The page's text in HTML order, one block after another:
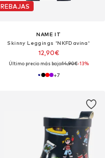
REBAJAS
NAME IT
Skinny Leggings 'NKFDavina'
12,90€
Último precio más bajo:14,90€-13%
+7